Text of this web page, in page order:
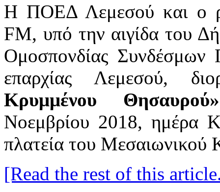
H ΠΟΕΔ Λεμεσού και ο
FM, υπό την αιγίδα του
Ομοσπονδίας
επαρχίας Λεμεσού,
Κρυμμένου
Νοεμβρίου 2018, ημέρα
πλατεία του Μεσαιωνικού
[Read the rest of this